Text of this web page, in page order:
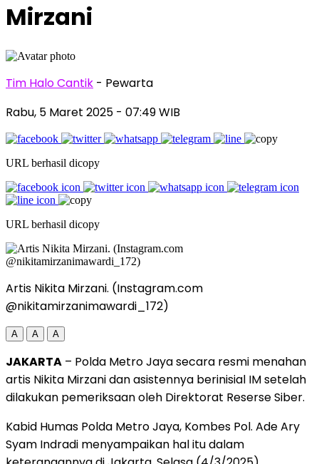
Mirzani
Tim Halo Cantik - Pewarta
Rabu, 5 Maret 2025 - 07:49 WIB
URL berhasil dicopy
URL berhasil dicopy
Artis Nikita Mirzani. (Instagram.com
@nikitamirzanimawardi_172)
A A A
JAKARTA – Polda Metro Jaya secara resmi menahan
artis Nikita Mirzani dan asistennya berinisial IM setelah
dilakukan pemeriksaan oleh Direktorat Reserse Siber.
Kabid Humas Polda Metro Jaya, Kombes Pol. Ade Ary
Syam Indradi menyampaikan hal itu dalam